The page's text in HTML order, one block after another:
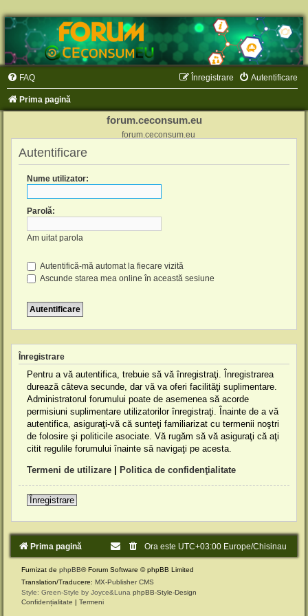
FAQ Autentificare
Înregistrare
Prima pagină
forum.ceconsum.eu
forum.ceconsum.eu
Autentificare
Nume utilizator:
Parolă:
Am uitat parola
Autentifică-mă automat la fiecare vizită
Ascunde starea mea online în această sesiune
Înregistrare
Pentru a vă autentifica, trebuie să vă înregistraţi. Înregistrarea
durează câteva secunde, dar vă va oferi facilităţi suplimentare.
Administratorul forumului poate de asemenea să acorde
permisiuni suplimentare utilizatorilor înregistraţi. Înainte de a vă
autentifica, asiguraţi-vă că sunteţi familiarizat cu termenii noştri
de folosire şi politicile asociate. Vă rugăm să vă asiguraţi că aţi
citit regulile forumului înainte să navigaţi pe acesta.
Termeni de utilizare Politica de confidenţialitate
Înregistrare
Prima pagină Ora este UTC+03:00 Europe/Chisinau
Furnizat de phpBB® Forum Software © phpBB Limited
Translation/Traducere: MX-Publisher CMS
Style: Green-Style by Joyce&Luna phpBB-Style-Design
Confidențialitate | Termeni